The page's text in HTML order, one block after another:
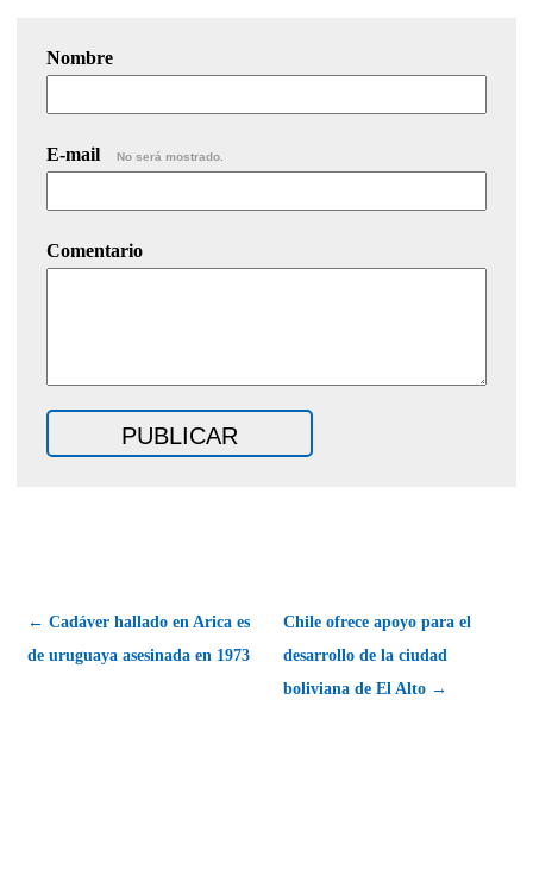
Nombre
E-mail No será mostrado.
Comentario
← Cadáver hallado en Arica es
de uruguaya asesinada en 1973
Chile ofrece apoyo para el
desarrollo de la ciudad
boliviana de El Alto →